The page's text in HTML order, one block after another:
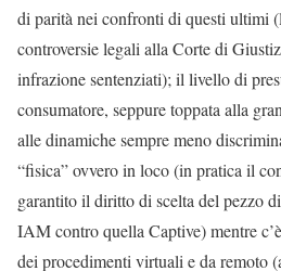
di parità nei confronti di questi ultimi
controversie legali alla Corte di
infrazione sentenziati); il livello di
consumatore, seppure toppata alla
alle dinamiche sempre meno
“fisica” ovvero in loco (in pratica il
garantito il diritto di scelta del pezzo
IAM contro quella Captive) mentre
dei procedimenti virtuali e da remoto